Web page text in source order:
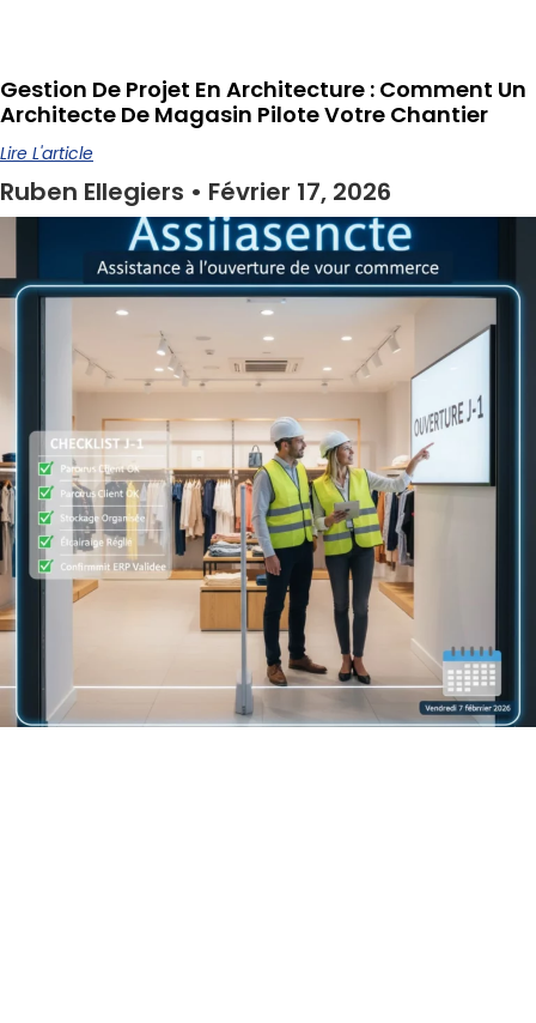
Gestion De Projet En Architecture : Comment Un
Architecte De Magasin Pilote Votre Chantier
Lire L'article
Ruben Ellegiers Février 17, 2026